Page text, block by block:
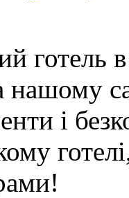
готель
нашому
і